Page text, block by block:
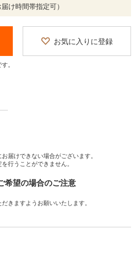
け時間帯指定可）
お気に入りに登録
。
届けできない場合がございます。
行うことができません。
希望の場合のご注意
きますようお願いいたします。